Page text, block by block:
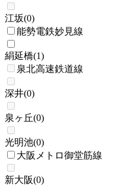
江坂(0)
能勢電鉄妙見線
絹延橋(1)
泉北高速鉄道線
深井(0)
泉ヶ丘(0)
光明池(0)
大阪メトロ御堂筋線
新大阪(0)